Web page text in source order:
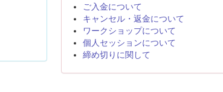
ご入金について
キャンセル・返金について
ワークショップについて
個人セッションについて
締め切りに関して